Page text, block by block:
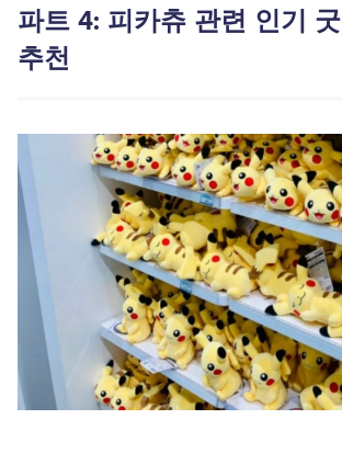
파트 4: 피카츄 관련 인기
추천